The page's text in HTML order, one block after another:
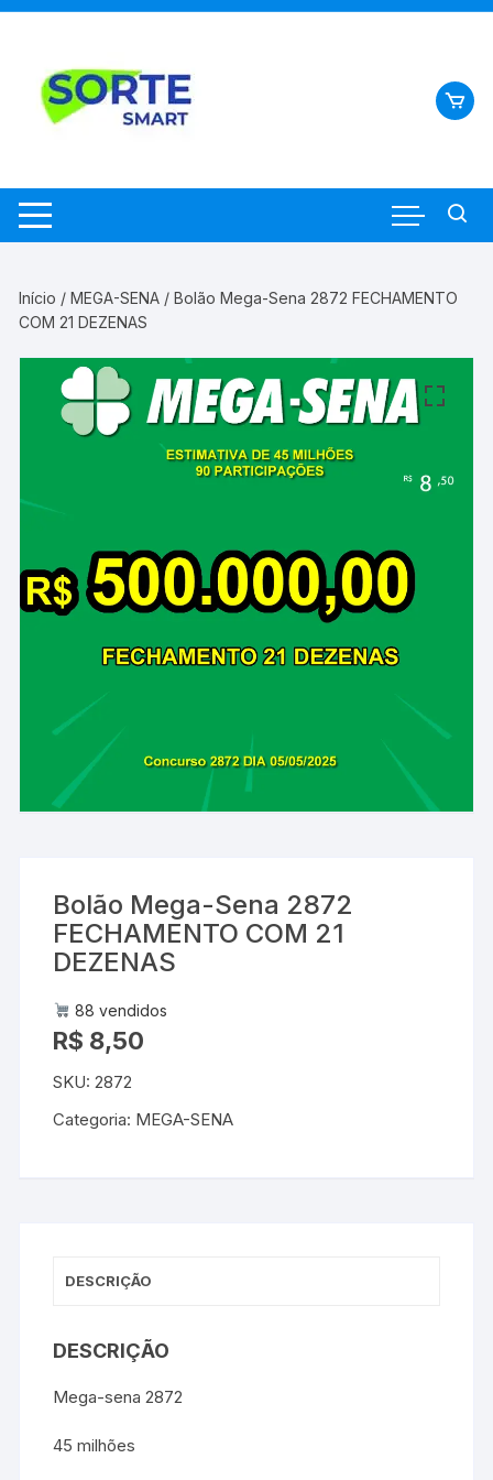
Pular
conteúdo
Início /MEGA-SENA / Bolão Mega-Sena 2872 FECHAMENTO
COM 21 DEZENAS
Bolão Mega-Sena 2872
FECHAMENTO COM 21
DEZENAS
88 vendidos
R$ 8,50
SKU:2872
Categoria: MEGA-SENA
DESCRIÇÃO
DESCRIÇÃO
Mega-sena 2872
45 milhões